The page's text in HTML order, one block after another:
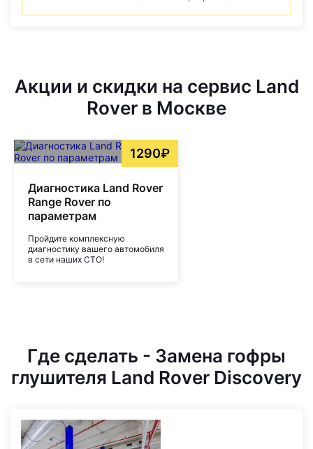
Акции и скидки на сервис Land
Rover в Москве
1290₽
Диагностика Land Rover
Range Rover по
параметрам
Пройдите комплексную
диагностику вашего автомобиля
в сети наших СТО!
Где сделать - Замена гофры
глушителя Land Rover Discovery